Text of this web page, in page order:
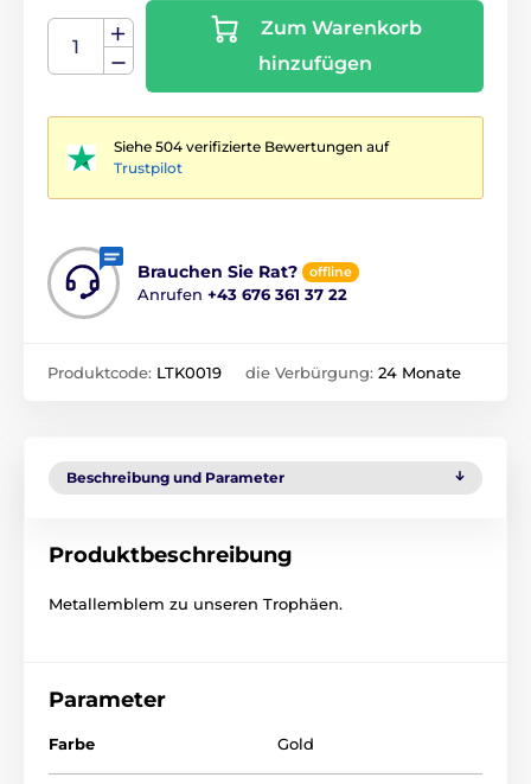
Zum Warenkorb
hinzufügen
Siehe 504 verifizierte Bewertungen auf
Trustpilot
Brauchen Sie Rat? offline
Anrufen +43 676 361 37 22
Produktcode: LTK0019 die Verbürgung: 24 Monate
Beschreibung und Parameter
Produktbeschreibung
Metallemblem zu unseren Trophäen.
Parameter
Farbe Gold